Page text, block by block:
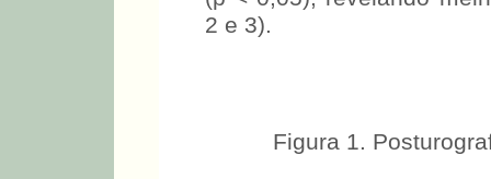
2 e 3).
Figura 1.